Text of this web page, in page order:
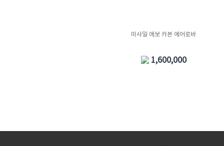
미사일 에보 카본 에어로바
1,600,000